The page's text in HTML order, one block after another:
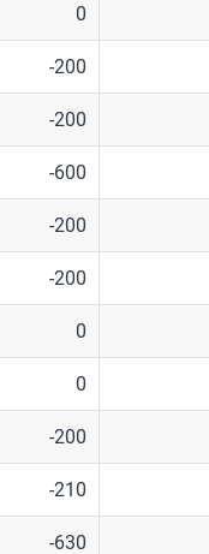
0
-200
-200
-600
-200
-200
0
0
-200
-210
-630